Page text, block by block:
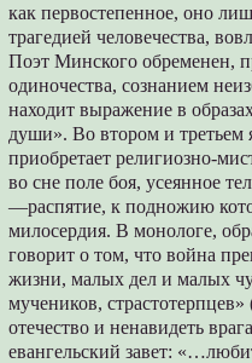
как первостепенное, оно
трагедией человечества,
Поэт Минского обременен,
одиночества, сознанием
находит выражение в
души». Во втором и третьем
приобретает религиозно-
во сне поле боя, усеянное
—распятие, к подножию
милосердия. В монологе,
говорит о том, что война
жизни, малых дел и малых
мучеников,
отечество и ненавидеть
евангельский завет: